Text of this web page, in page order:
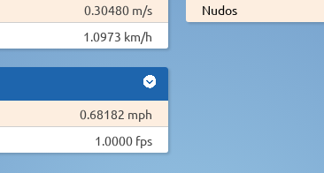
0.30480 m/s
1.0973 km/h
0.68182 mph
1.0000 fps
Nudos